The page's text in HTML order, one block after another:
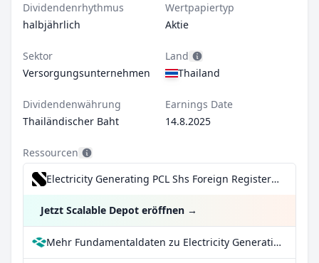
Dividendenrhythmus
halbjährlich
Wertpapiertyp
Aktie
Sektor
Versorgungsunternehmen
Land
Thailand
Dividendenwährung
Thailändischer Baht
Earnings Date
14.8.2025
Ressourcen
Electricity Generating PCL Shs Foreign Registered für 0,99€/Trade inkl. Dividend Reinvestment Plan
Jetzt Scalable Depot eröffnen →
Mehr Fundamentaldaten zu Electricity Generating PCL Shs Foreign Registered bei Parqet